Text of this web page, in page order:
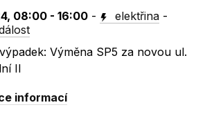
08:00 - 16:00 - elektřina -
Výměna SP5 za novou ul.
II
informací